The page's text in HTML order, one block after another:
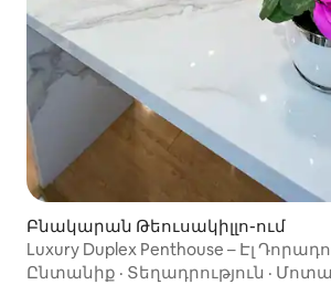
Բնակարան Թեուսակիլլո-ում
Luxury Duplex Penthouse – Էլ Դորադո
օդանավակայան
Ընտանիք · Տեղադրություն ·